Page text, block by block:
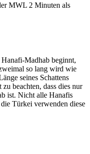
MWL 2 Minuten als
Madhab beginnt,
so lang wird wie
seines Schattens
beachten, dass dies nur
ist. Nicht alle Hanafis
Türkei verwenden diese